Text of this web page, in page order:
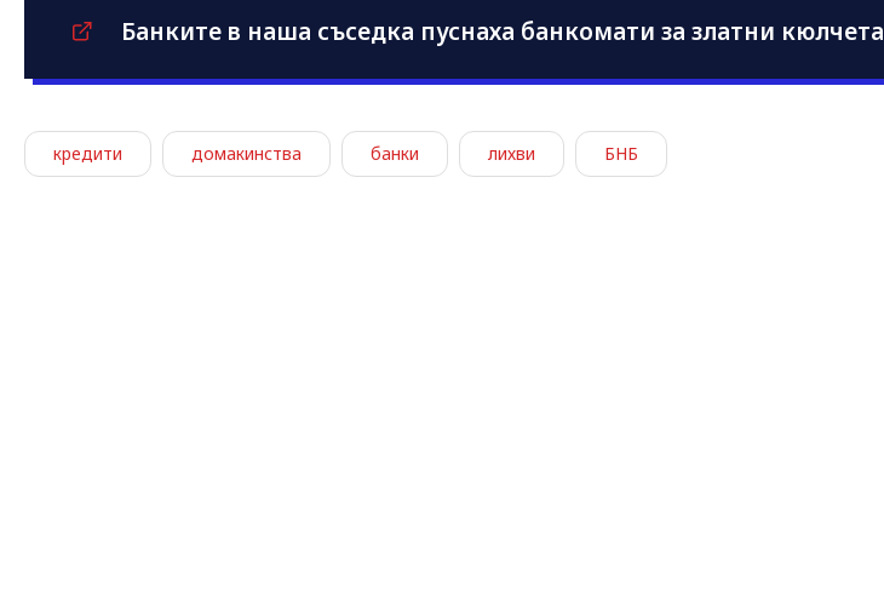
Банките в наша съседка пуснаха банкомати за златни кюлчета
кредити домакинства банки лихви БНБ